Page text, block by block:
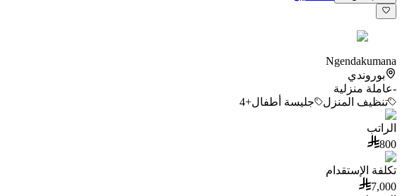
Ngendakumana
بوروندي
-عاملة منزلية
تنظيف المنزل
جليسة أطفال+4
الراتب
800
تكلفة الإستقدام
7,000